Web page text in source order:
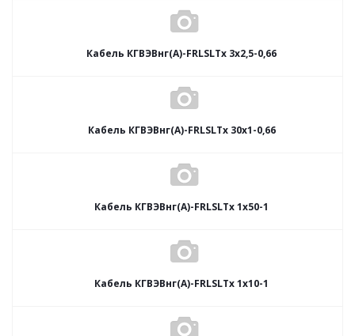
Кабель КГВЭВнг(А)-FRLSLTx 3х2,5-0,66
Кабель КГВЭВнг(А)-FRLSLTx 30х1-0,66
Кабель КГВЭВнг(А)-FRLSLTx 1х50-1
Кабель КГВЭВнг(А)-FRLSLTx 1х10-1